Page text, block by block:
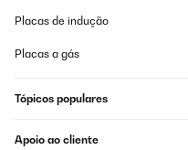
Placas de indução
Placas a gás
Tópicos populares
Apoio ao cliente